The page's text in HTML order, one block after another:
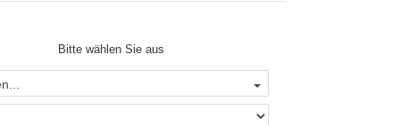
Bitte wählen Sie aus